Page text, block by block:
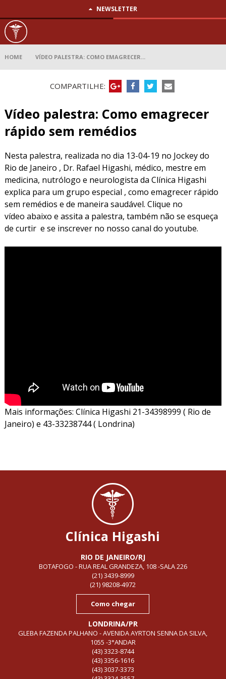
NEWSLETTER
Vídeo
palestra:
Como
emagrecer
rápido
remédios
HOME VÍDEO PALESTRA: COMO EMAGRECER...
COMPARTILHE:
Vídeo palestra: Como emagrecer
rápido sem remédios
Nesta palestra, realizada no dia 13-04-19 no Jockey do
Rio de Janeiro , Dr. Rafael Higashi, médico, mestre em
medicina, nutrólogo e neurologista da Clínica Higashi
explica para um grupo especial , como emagrecer rápido
sem remédios e de maneira saudável. Clique no
vídeo abaixo e assita a palestra, também não se esqueça
de curtir e se inscrever no nosso canal do youtube.
Mais informações: Clínica Higashi 21-34398999 ( Rio de
Janeiro) e 43-33238744 ( Londrina)
Clínica Higashi
RIO DE JANEIRO/RJ
BOTAFOGO - RUA REAL GRANDEZA, 108 -SALA 226
(21) 3439-8999
(21) 98208-4972
Como chegar
LONDRINA/PR
GLEBA FAZENDA PALHANO - AVENIDA AYRTON SENNA DA SILVA,
1055 -3°ANDAR
(43) 3323-8744
(43) 3356-1616
(43) 3037-3373